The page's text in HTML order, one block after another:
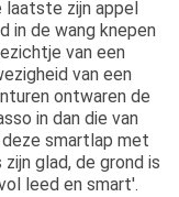
laatste zijn appel
in de wang knepen
van een
van een
ontwaren de
in dan die van
smartlap met
glad, de grond is
leed en smart'.